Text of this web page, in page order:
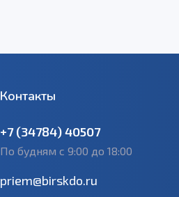
Контакты
+7 (34784) 40507
По будням с 9:00 до 18:00
priem@birskdo.ru